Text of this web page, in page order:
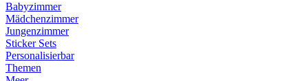
Babyzimmer
Mädchenzimmer
Jungenzimmer
Sticker Sets
Personalisierbar
Themen